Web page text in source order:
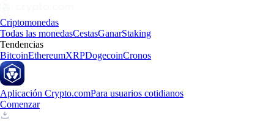
Criptomonedas
Todas las monedasCestasGanarStaking
Tendencias
BitcoinEthereumXRPDogecoinCronos
Aplicación Crypto.comPara usuarios cotidianos
Comenzar